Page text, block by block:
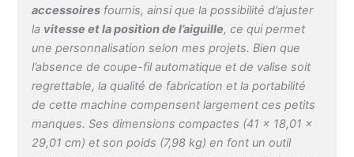
réglables - Avec la
fonction de couture
automatique, la machine
à coudre fonctionne
presque toute seule et
assure des résultats
optimaux. La vitesse de
couture peut également
être réglée en continu et
accessoires fournis, ainsi que la possibilité d’ajuster
la vitesse et la position de l’aiguille, ce qui permet
une personnalisation selon mes projets. Bien que
l’absence de coupe-fil automatique et de valise soit
regrettable, la qualité de fabrication et la portabilité
de cette machine compensent largement ces petits
manques. Ses dimensions compactes (41 x 18,01 x
29,01 cm) et son poids (7,98 kg) en font un outil